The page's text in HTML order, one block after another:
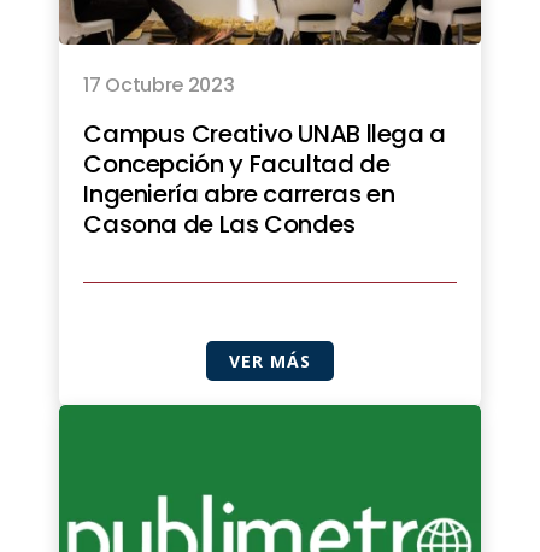
17 Octubre 2023
Campus Creativo UNAB llega a
Concepción y Facultad de
Ingeniería abre carreras en
Casona de Las Condes
VER MÁS